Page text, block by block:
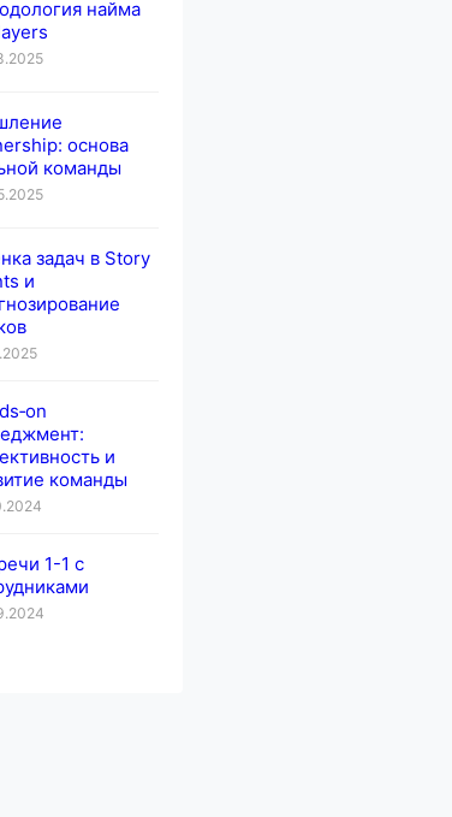
найма
основа
команды
задач в Story
и
и
команды
1-1 с